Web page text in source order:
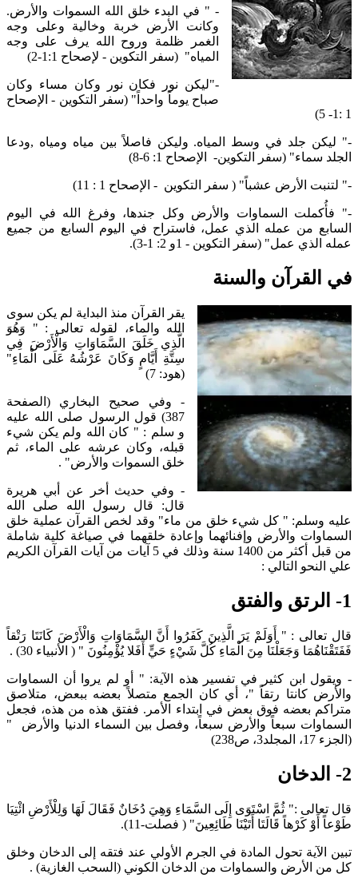
- " في البدء خلق الله السموات والأرض.
وكانت الأرض خربة وخالية وعلى وجه
الغمر ظلمة وروح الله يرف على وجه
المياه" (سفر التكوين - لإصحاح 1:1-2)
-"ليكن نور فكان نور وكان مساء وكان
صباح يوماً واحداً" (سفر التكوين - الإصحاح
1 :1- 5)
-" ليكن جلد في وسط المياه. وليكن فاصلاً بين مياه ومياه ,ودعا
الجلد سماء" (سفر التكوين- الإصحاح 1: 6-8)
-" لتنبت الأرض عشباً" ( سفر التكوين - الإصحاح 1 : 11)
-" فأُكملت السماوات والأرض وكل جندها، وفرغ الله في اليوم
السابع من عمله الذي عمل، فاستراح في اليوم السابع من جميع
عمله الذي عمل" (سفر التكوين - 1و 2: 1-3).
في القرآن والسنة
يقر القرآن منذ البداية لم يكن سوى
الله والماء، لقوله تعالى : " وَهُوَ
الَّذِي خَلَقَ السَّمَاوَاتِ وَالْأَرْضَ فِي
سِتَّةِ أَيَّامٍ وَكَانَ عَرْشُهُ عَلَى الْمَاءِ"
(هود: 7)
- وفي صحيح البخاري (الصفحة
387) قول الرسول صلى الله عليه
و سلم : " كان الله ولم يكن شيء
قبله، وكان عرشه على الماء، ثم
خلق السموات والأرض" .
- وفي حديث أخر عن أبي هريرة
قال: قال رسول الله صلى الله
عليه وسلم: " كل شيء خلق من ماء" وقد لخص القرآن عملية خلق
السماوات والأرض وإفنائهما‏‏ وإعادة خلقهما في صياغة كلية شاملة
من قبل أكثر من 1400 سنة‏‏ وذلك في 5 آيات من آيات القرآن الكريم
علي النحو التالي‏ :‏
قال تعالى : " أَوَلَمْ يَرَ الَّذِينَ كَفَرُوا أَنَّ السَّمَاوَاتِ وَالْأَرْضَ كَانَتَا رَتْقاً
فَفَتَقْنَاهُمَا وَجَعَلْنَا مِنَ الْمَاءِ كُلَّ شَيْءٍ حَيٍّ أَفَلا يُؤْمِنُونَ " ( الأنبياء 30) .
- ويقول ابن كثير في تفسير هذه الآية: " أو لم يروا أن السماوات
والأرض كانتا رتقاً "، أي كان الجمع متصلاً بعضه ببعض، متلاصق
متراكم بعضه فوق بعض في ابتداء الأمر. ففتق هذه من هذه، فجعل
السماوات سبعاً والأرض سبعاً، وفصل بين السماء الدنيا والأرض "
(الجزء 17، المجلد3، ص238)
قال تعالى :" ثُمَّ اسْتَوَى إِلَى السَّمَاءِ وَهِيَ دُخَانٌ فَقَالَ لَهَا وَلِلْأَرْضِ ائْتِيَا
طَوْعاً أَوْ كَرْهاً قَالَتَا أَتَيْنَا طَائِعِينَ" (‏ فصلت-11).‏
تبين الآية تحول المادة في الجرم الأولي عند فتقه إلى الدخان وخلق
كل من الأرض والسماوات من الدخان الكوني (السحب الغازية) .